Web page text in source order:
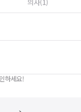
의사(1)
하세요!